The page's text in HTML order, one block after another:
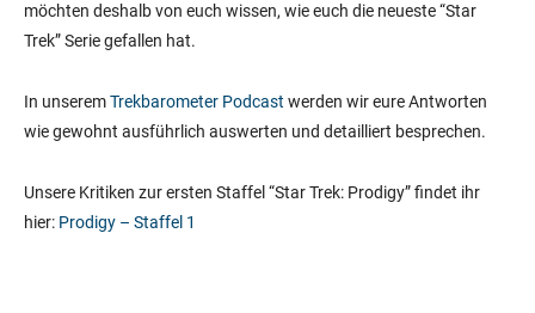
möchten deshalb von euch wissen, wie euch die neueste “Star
Trek” Serie gefallen hat.
In unseremTrekbarometer Podcast werden wir eure Antworten
wie gewohnt ausführlich auswerten und detailliert besprechen.
Unsere Kritiken zur ersten Staffel “Star Trek: Prodigy” findet ihr
hier: Prodigy – Staffel 1